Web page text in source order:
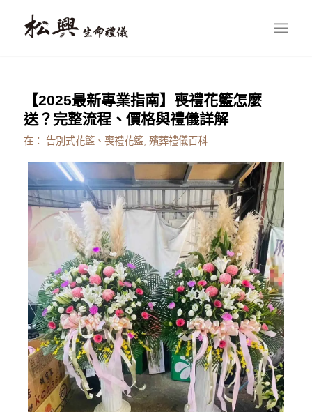
【2025最新專業指南】喪禮花籃怎麼
送？完整流程、價格與禮儀詳解
在： 告別式花籃、喪禮花籃, 殯葬禮儀百科